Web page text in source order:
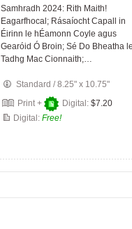
Samhradh 2024: Rith Maith!
Eagarfhocal; Rásaíocht Capall in
Éirinn le hÉamonn Coyle agus
Gearóid Ó Broin; Sé Do Bheatha
Tadhg Mac Cionnaith;…
Standard /8.25" x 10.75"
Print +
Digital: $7.20
Digital: Free!